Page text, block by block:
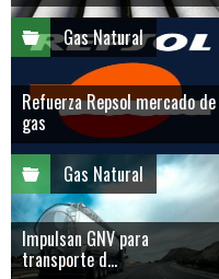
Gas Natural
Refuerza Repsol mercado de
gas
Gas Natural
Impulsan GNV para
transporte d...